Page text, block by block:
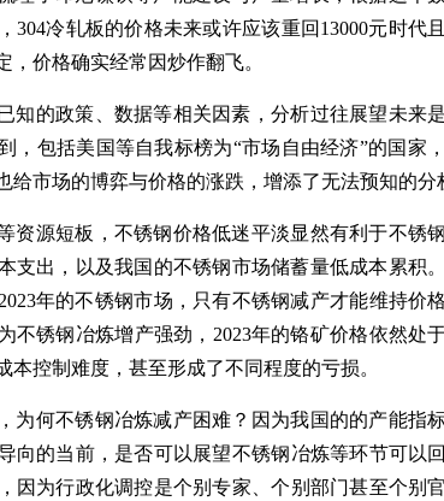
304冷轧板的价格未来或许应该重回13000元时代
，价格确实经常因炒作翻飞。
知的政策、数据等相关因素，分析过往展望未来
，包括美国等自我标榜为“市场自由经济”的国家
给市场的博弈与价格的涨跌，增添了无法预知的分
资源短板，不锈钢价格低迷平淡显然有利于不锈
支出，以及我国的不锈钢市场储蓄量低成本累积
年的不锈钢市场，只有不锈钢减产才能维持价
不锈钢冶炼增产强劲，2023年的铬矿价格依然处
本控制难度，甚至形成了不同程度的亏损。
为何不锈钢冶炼减产困难？因为我国的的产能指
向的当前，是否可以展望不锈钢冶炼等环节可以
因为行政化调控是个别专家、个别部门甚至个别